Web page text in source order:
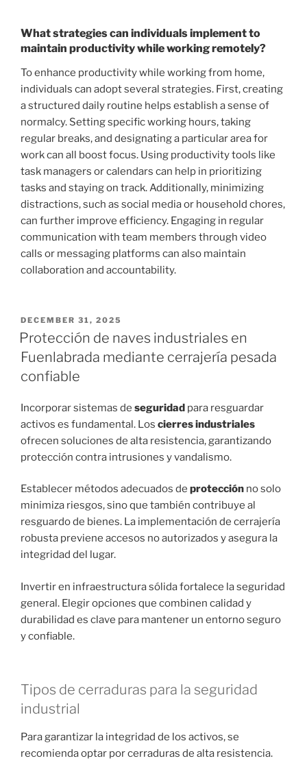
What strategies can individuals implement to
maintain productivity while working remotely?
To enhance productivity while working from home,
individuals can adopt several strategies. First, creating
a structured daily routine helps establish a sense of
normalcy. Setting specific working hours, taking
regular breaks, and designating a particular area for
work can all boost focus. Using productivity tools like
task managers or calendars can help in prioritizing
tasks and staying on track. Additionally, minimizing
distractions, such as social media or household chores,
can further improve efficiency. Engaging in regular
communication with team members through video
calls or messaging platforms can also maintain
collaboration and accountability.
POSTED
ON
DECEMBER 31, 2025
Protección de naves industriales en
Fuenlabrada mediante cerrajería pesada
confiable
Incorporar sistemas de seguridad para resguardar
activos es fundamental. Los cierres industriales
ofrecen soluciones de alta resistencia, garantizando
protección contra intrusiones y vandalismo.
Establecer métodos adecuados de protección no solo
minimiza riesgos, sino que también contribuye al
resguardo de bienes. La implementación de cerrajería
robusta previene accesos no autorizados y asegura la
integridad del lugar.
Invertir en infraestructura sólida fortalece la seguridad
general. Elegir opciones que combinen calidad y
durabilidad es clave para mantener un entorno seguro
y confiable.
Tipos de cerraduras para la seguridad
industrial
Para garantizar la integridad de los activos, se
recomienda optar por cerraduras de alta resistencia.